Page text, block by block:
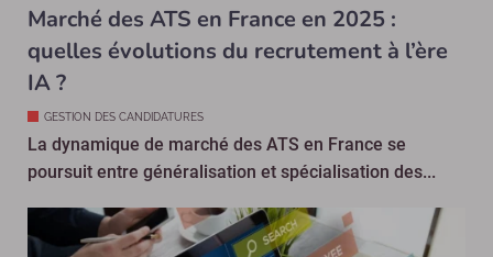
Marché des ATS en France en 2025 :
quelles évolutions du recrutement à l’ère
IA ?
GESTION DES CANDIDATURES
La dynamique de marché des ATS en France se
poursuit entre généralisation et spécialisation des...